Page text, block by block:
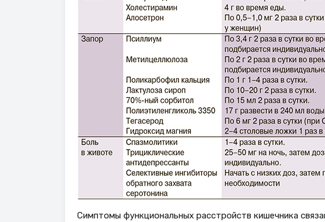
Симптомы функциональных расстройств кишечника